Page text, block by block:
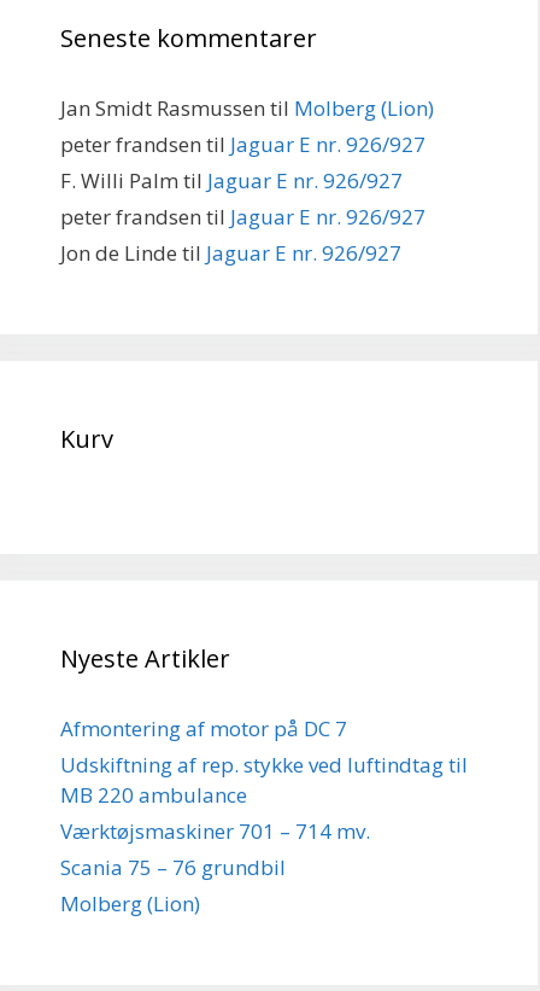
Seneste kommentarer
Jan Smidt Rasmussen til Molberg (Lion)
peter frandsen til Jaguar E nr. 926/927
F. Willi Palm til Jaguar E nr. 926/927
peter frandsen til Jaguar E nr. 926/927
Jon de Linde til Jaguar E nr. 926/927
Kurv
Nyeste Artikler
Afmontering af motor på DC 7
Udskiftning af rep. stykke ved luftindtag til
MB 220 ambulance
Værktøjsmaskiner 701 – 714 mv.
Scania 75 – 76 grundbil
Molberg (Lion)